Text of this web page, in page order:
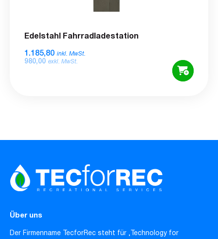
Edelstahl Fahrradladestation
1.185,80 inkl. MwSt.
980,00 exkl. MwSt.
Über uns
Der Firmenname TecforRec steht für ‚Technology for